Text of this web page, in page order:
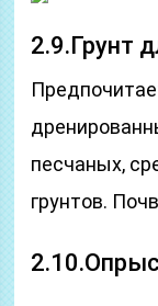
2.9.Грунт
песчаных,
грунтов.